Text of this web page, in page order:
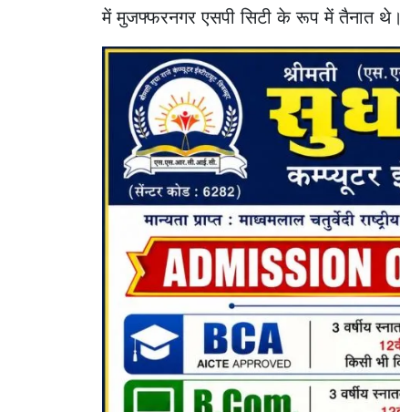
में मुजफ्फरनगर एसपी सिटी के रूप में तैनात थे।